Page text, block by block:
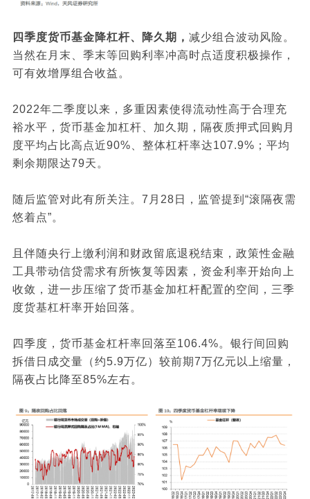
四季度货币基金降杠杆、降久期， 减少组合波动风险。
当然在月末、季末等回购利率冲高时点适度积极操作，
可有效增厚组合收益。
2022年二季度以来，多重因素使得流动性高于合理充
裕水平，货币基金加杠杆、加久期，隔夜质押式回购月
度平均占比高点近90%、整体杠杆率达107.9%；平均
剩余期限达79天。
随后监管对此有所关注。7月28日，监管提到“滚隔夜需
悠着点”。
且伴随央行上缴利润和财政留底退税结束，政策性金融
工具带动信贷需求有所恢复等因素，资金利率开始向上
收敛，进一步压缩了货币基金加杠杆配置的空间，三季
度货基杠杆率开始回落。
四季度，货币基金杠杆率回落至106.4%。银行间回购
拆借日成交量（约5.9万亿）较前期7万亿元以上缩量，
隔夜占比降至85%左右。